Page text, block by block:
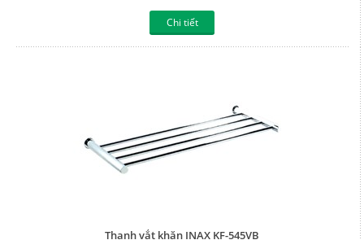
Chi tiết
Thanh vắt khăn INAX KF-545VB